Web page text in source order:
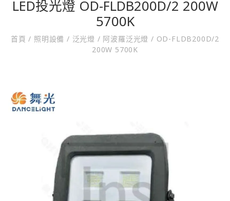
LED投光燈 OD-FLDB200D/2 200W
5700K
首頁/ 照明設備 / 泛光燈 / 阿波羅泛光燈/ OD-FLDB200D/2
200W 5700K